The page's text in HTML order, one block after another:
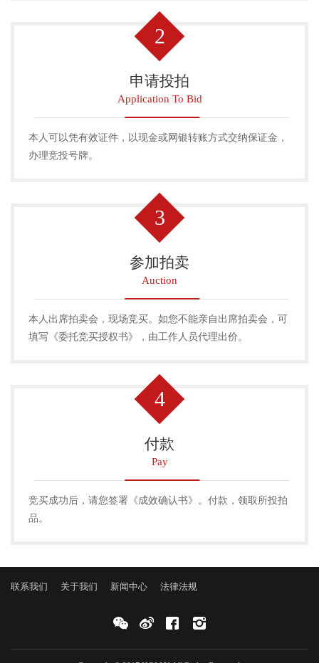
2
申请投拍
Application To Bid
本人可以凭有效证件，以现金或网银转账方式交纳保证金，
办理竞投号牌。
3
参加拍卖
Auction
本人出席拍卖会，现场竞买。如您不能亲自出席拍卖会，可
填写《委托竞买授权书》，由工作人员代理出价。
4
付款
Pay
竞买成功后，请您签署《成效确认书》。付款，领取所投拍
品。
联系我们 关于我们 新闻中心 法律法规